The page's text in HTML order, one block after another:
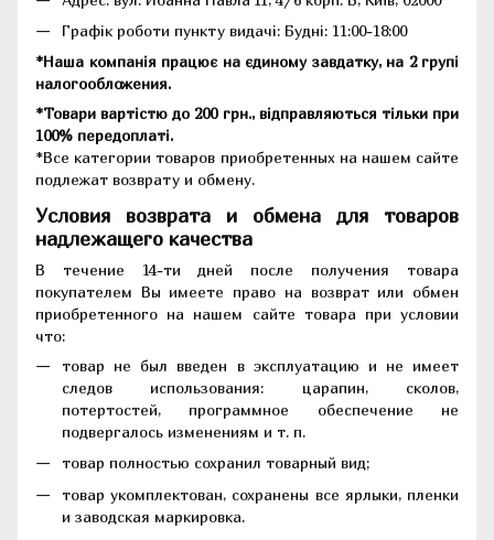
Графік роботи пункту видачі: Будні: 11:00-18:00
*Наша компанія працює на єдиному завдатку, на 2 групі
налогообложения.
*Товари вартістю до 200 грн., відправляються тільки при
100% передоплаті.
*Все категории товаров приобретенных на нашем сайте
подлежат возврату и обмену.
Условия возврата и обмена для товаров
надлежащего качества
В течение 14-ти дней после получения товара
покупателем Вы имеете право на возврат или обмен
приобретенного на нашем сайте товара при условии
что:
товар не был введен в эксплуатацию и не имеет
следов использования: царапин, сколов,
потертостей, программное обеспечение не
подвергалось изменениям и т. п.
товар полностью сохранил товарный вид;
товар укомплектован, сохранены все ярлыки, пленки
и заводская маркировка.